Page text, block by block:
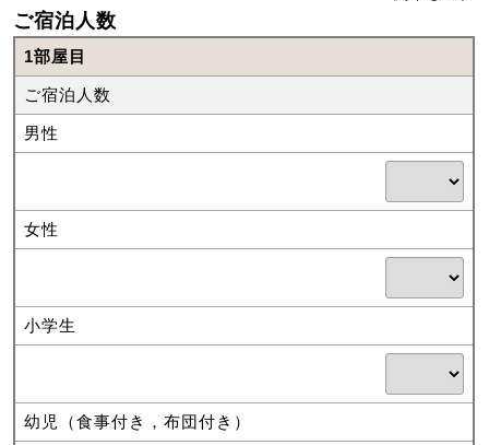
ご宿泊人数
1部屋目
ご宿泊人数
男性
女性
小学生
幼児（食事付き，布団付き）